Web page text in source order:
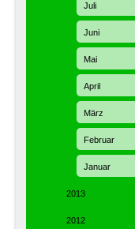
Juli
Juni
Mai
April
März
Februar
Januar
2013
2012